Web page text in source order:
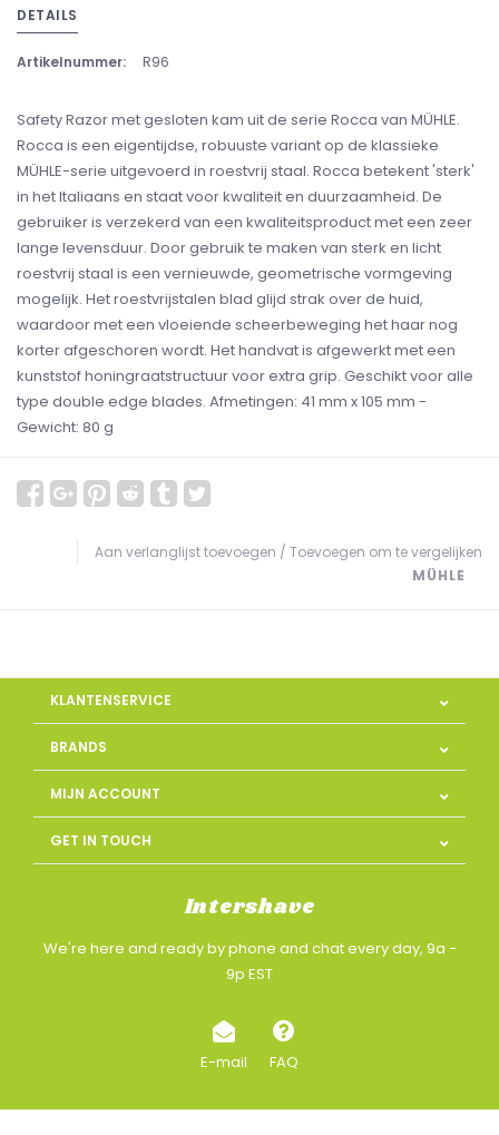
DETAILS
Artikelnummer: R96
Safety Razor met gesloten kam uit de serie Rocca van MÜHLE.
Rocca is een eigentijdse, robuuste variant op de klassieke
MÜHLE-serie uitgevoerd in roestvrij staal. Rocca betekent 'sterk'
in het Italiaans en staat voor kwaliteit en duurzaamheid. De
gebruiker is verzekerd van een kwaliteitsproduct met een zeer
lange levensduur. Door gebruik te maken van sterk en licht
roestvrij staal is een vernieuwde, geometrische vormgeving
mogelijk. Het roestvrijstalen blad glijd strak over de huid,
waardoor met een vloeiende scheerbeweging het haar nog
korter afgeschoren wordt. Het handvat is afgewerkt met een
kunststof honingraatstructuur voor extra grip. Geschikt voor alle
type double edge blades. Afmetingen: 41 mm x 105 mm -
Gewicht: 80 g
Aan verlanglijst toevoegen / Toevoegen om te vergelijken
MÜHLE
KLANTENSERVICE
BRANDS
MIJN ACCOUNT
GET IN TOUCH
Intershave
We're here and ready by phone and chat every day, 9a -
9p EST
E-mail FAQ